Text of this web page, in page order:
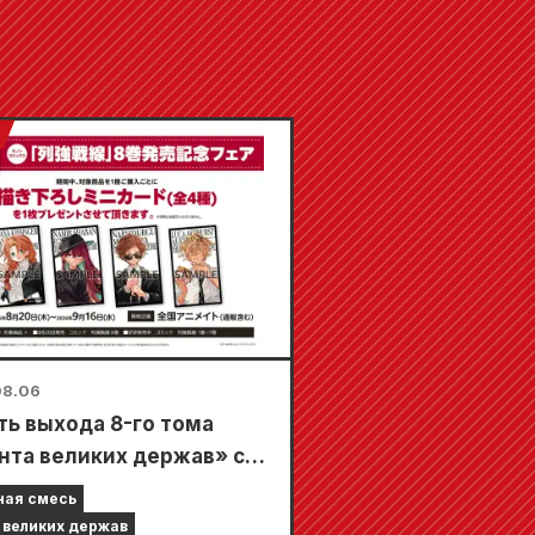
выхода 8-го тома
великих держав» с
в магазинах
по всей стране
смесь
держав